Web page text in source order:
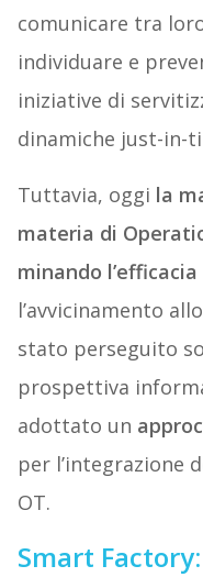
comunicare tra
individuare e
iniziative di
dinamiche just-in-
Tuttavia, oggi la
materia di
minando l’efficacia
l’avvicinamento
stato perseguito
prospettiva
adottato un
per l’integrazione
OT.
Smart